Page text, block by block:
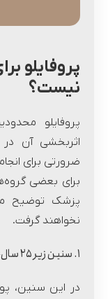
پروفایلو
نیست؟
پروفایلو
اثربخشی آن
ضرورتی برای
برای بعضی
پزشک توضیح
نخواهند گرفت.
۱. سنین زیر ۲۵ سال؛ معمولاً بدون نیاز واقعی
در این سنین،